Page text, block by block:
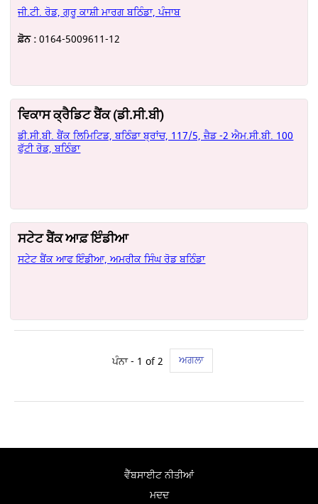
ਜੀ.ਟੀ. ਰੋਡ, ਗੁਰੂ ਕਾਸ਼ੀ ਮਾਰਗ ਬਠਿੰਡਾ, ਪੰਜਾਬ
ਫ਼ੋਨ :0164-5009611-12
ਵਿਕਾਸ ਕ੍ਰੈਡਿਟ ਬੈਂਕ (ਡੀ.ਸੀ.ਬੀ)
ਡੀ.ਸੀ.ਬੀ. ਬੈਂਕ ਲਿਮਿਟਿਡ, ਬਠਿੰਡਾ ਬ੍ਰਾਂਚ, 117/5, ਜ਼ੈਡ -2 ਐਮ.ਸੀ.ਬੀ. 100
ਫੁੱਟੀ ਰੋਡ, ਬਠਿੰਡਾ
ਸਟੇਟ ਬੈਂਕ ਆਫ਼ ਇੰਡੀਆ
ਸਟੇਟ ਬੈਂਕ ਆਫ ਇੰਡੀਆ, ਅਮਰੀਕ ਸਿੰਘ ਰੋਡ ਬਠਿੰਡਾ
ਪੰਨਾ - 1 of 2 ਅਗਲਾ
ਵੈੱਬਸਾਈਟ ਨੀਤੀਆਂ
ਮਦਦ